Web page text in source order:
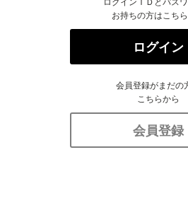
お持ちの方はこち
ログイン
会員登録がまだの
こちらから
会員登録